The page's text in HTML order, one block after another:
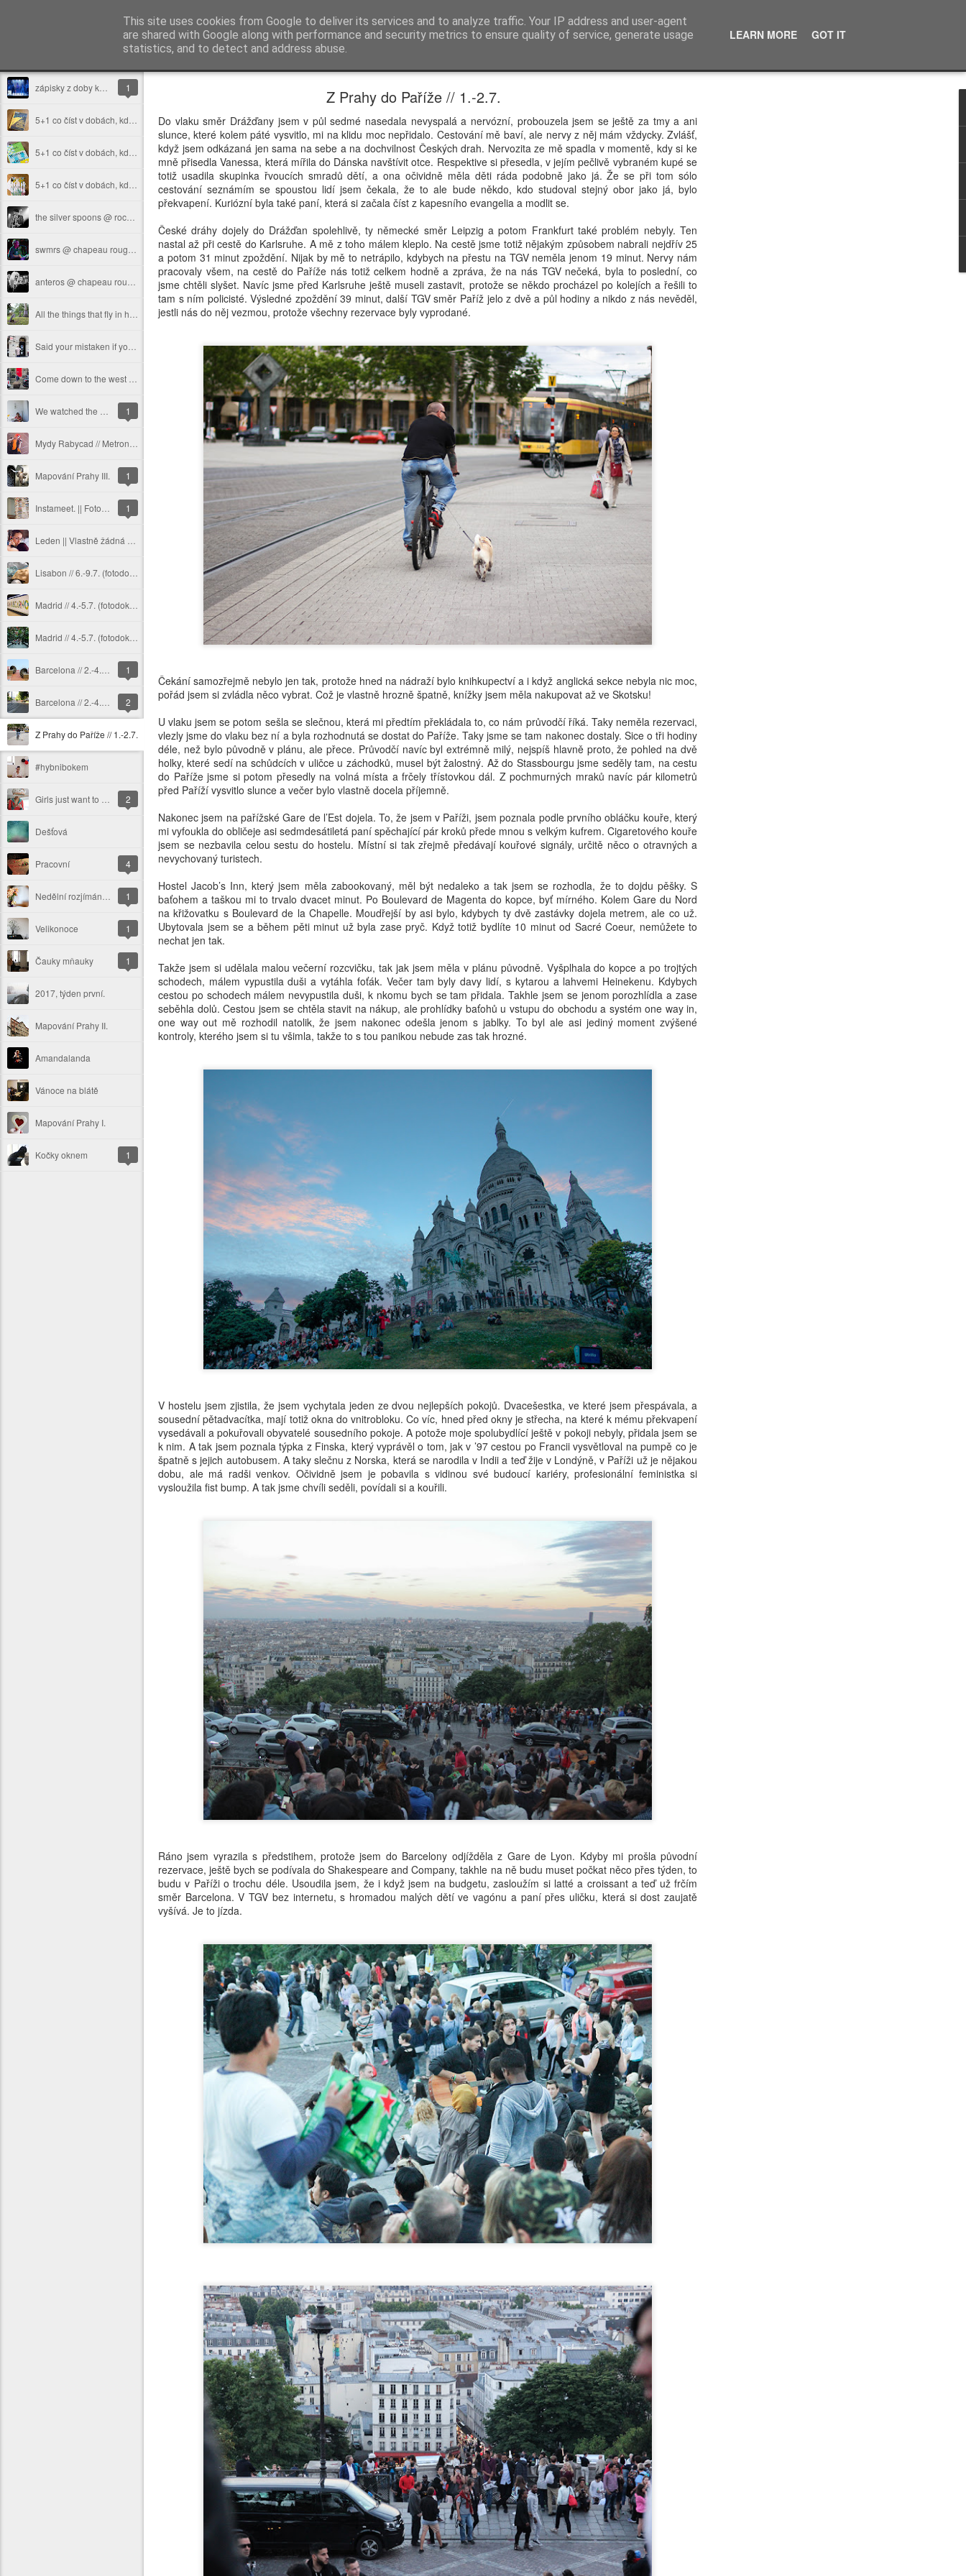
This site uses cookies from Google to deliver its services and to analyze traffic. Your IP address and user-agent
are shared with Google along with performance and security metrics to ensure quality of service, generate usage
statistics, and to detect and address abuse.
LEARN MORE GOT IT
Ester Šebestová
1
1
Mapování Prahy III. 1
1
1
2
Z Prahy do Paříže // 1.-2.7.
#hybnibokem
2
Dešťová
Pracovní 4
1
Velikonoce 1
Čauky mňauky 1
2017, týden první.
Mapování Prahy II.
Amandalanda
Vánoce na blátě
Mapování Prahy I.
Kočky oknem 1
Z Prahy do Paříže // 1.-2.7.
Do vlaku směr Drážďany jsem v půl sedmé nasedala nevyspalá a nervózní, probouzela jsem se ještě za tmy a ani
slunce, které kolem páté vysvitlo, mi na klidu moc nepřidalo. Cestování mě baví, ale nervy z něj mám vždycky. Zvlášť,
když jsem odkázaná jen sama na sebe a na dochvilnost Českých drah. Nervozita ze mě spadla v momentě, kdy si ke
mně přisedla Vanessa, která mířila do Dánska navštívit otce. Respektive si přesedla, v jejím pečlivě vybraném kupé se
totiž usadila skupinka řvoucích smradů dětí, a ona očividně měla děti ráda podobně jako já. Že se při tom sólo
cestování seznámím se spoustou lidí jsem čekala, že to ale bude někdo, kdo studoval stejný obor jako já, bylo
překvapení. Kuriózní byla také paní, která si začala číst z kapesního evangelia a modlit se.
České dráhy dojely do Drážďan spolehlivě, ty německé směr Leipzig a potom Frankfurt také problém nebyly. Ten
nastal až při cestě do Karlsruhe. A mě z toho málem kleplo. Na cestě jsme totiž nějakým způsobem nabrali nejdřív 25
a potom 31 minut zpoždění. Nijak by mě to netrápilo, kdybych na přestu na TGV neměla jenom 19 minut. Nervy nám
pracovaly všem, na cestě do Paříže nás totiž celkem hodně a zpráva, že na nás TGV nečeká, byla to poslední, co
jsme chtěli slyšet. Navíc jsme před Karlsruhe ještě museli zastavit, protože se někdo procházel po kolejích a řešili to
tam s ním policisté. Výsledné zpoždění 39 minut, další TGV směr Paříž jelo z dvě a půl hodiny a nikdo z nás nevěděl,
jestli nás do něj vezmou, protože všechny rezervace byly vyprodané.
Čekání samozřejmě nebylo jen tak, protože hned na nádraží bylo knihkupectví a i když anglická sekce nebyla nic moc,
pořád jsem si zvládla něco vybrat. Což je vlastně hrozně špatně, knížky jsem měla nakupovat až ve Skotsku!
U vlaku jsem se potom sešla se slečnou, která mi předtím překládala to, co nám průvodčí říká. Taky neměla rezervaci,
vlezly jsme do vlaku bez ní a byla rozhodnutá se dostat do Paříže. Taky jsme se tam nakonec dostaly. Sice o tři hodiny
déle, než bylo původně v plánu, ale přece. Průvodčí navíc byl extrémně milý, nejspíš hlavně proto, že pohled na dvě
holky, které sedí na schůdcích v uličce u záchodků, musel být žalostný. Až do Stassbourgu jsme seděly tam, na cestu
do Paříže jsme si potom přesedly na volná místa a frčely třístovkou dál. Z pochmurných mraků navíc pár kilometrů
před Paříží vysvitlo slunce a večer bylo vlastně docela příjemně.
Nakonec jsem na pařížské Gare de l’Est dojela. To, že jsem v Paříži, jsem poznala podle prvního obláčku kouře, který
mi vyfoukla do obličeje asi sedmdesátiletá paní spěchající pár kroků přede mnou s velkým kufrem. Cigaretového kouře
jsem se nezbavila celou sestu do hostelu. Místní si tak zřejmě předávají kouřové signály, určitě něco o otravných a
nevychovaný turistech.
Hostel Jacob’s Inn, který jsem měla zabookovaný, měl být nedaleko a tak jsem se rozhodla, že to dojdu pěšky. S
baťohem a taškou mi to trvalo dvacet minut. Po Boulevard de Magenta do kopce, byť mírného. Kolem Gare du Nord
na křižovatku s Boulevard de la Chapelle. Moudřejší by asi bylo, kdybych ty dvě zastávky dojela metrem, ale co už.
Ubytovala jsem se a během pěti minut už byla zase pryč. Když totiž bydlíte 10 minut od Sacré Coeur, nemůžete to
nechat jen tak.
Takže jsem si udělala malou večerní rozcvičku, tak jak jsem měla v plánu původně. Vyšplhala do kopce a po trojtých
schodech, málem vypustila duši a vytáhla foťák. Večer tam byly davy lidí, s kytarou a lahvemi Heinekenu. Kdybych
cestou po schodech málem nevypustila duši, k nkomu bych se tam přidala. Takhle jsem se jenom porozhlídla a zase
seběhla dolů. Cestou jsem se chtěla stavit na nákup, ale prohlídky baťohů u vstupu do obchodu a systém one way in,
one way out mě rozhodil natolik, že jsem nakonec odešla jenom s jablky. To byl ale asi jediný moment zvýšené
kontroly, kterého jsem si tu všimla, takže to s tou panikou nebude zas tak hrozné.
V hostelu jsem zjistila, že jsem vychytala jeden ze dvou nejlepších pokojů. Dvacešestka, ve které jsem přespávala, a
sousední pětadvacítka, mají totiž okna do vnitrobloku. Co víc, hned před okny je střecha, na které k mému překvapení
vysedávali a pokuřovali obyvatelé sousedního pokoje. A potože moje spolubydlící ještě v pokoji nebyly, přidala jsem se
k nim. A tak jsem poznala týpka z Finska, který vyprávěl o tom, jak v ’97 cestou po Francii vysvětloval na pumpě co je
špatně s jejich autobusem. A taky slečnu z Norska, která se narodila v Indii a teď žije v Londýně, v Paříži už je nějakou
dobu, ale má radši venkov. Očividně jsem je pobavila s vidinou své budoucí kariéry, profesionální feministka si
vysloužila fist bump. A tak jsme chvíli seděli, povídali si a kouřili.
Ráno jsem vyrazila s předstihem, protože jsem do Barcelony odjížděla z Gare de Lyon. Kdyby mi prošla původní
rezervace, ještě bych se podívala do Shakespeare and Company, takhle na ně budu muset počkat něco přes týden, to
budu v Paříži o trochu déle. Usoudila jsem, že i když jsem na budgetu, zasloužím si latté a croissant a teď už frčím
směr Barcelona. V TGV bez internetu, s hromadou malých dětí ve vagónu a paní přes uličku, která si dost zaujatě
vyšívá. Je to jízda.